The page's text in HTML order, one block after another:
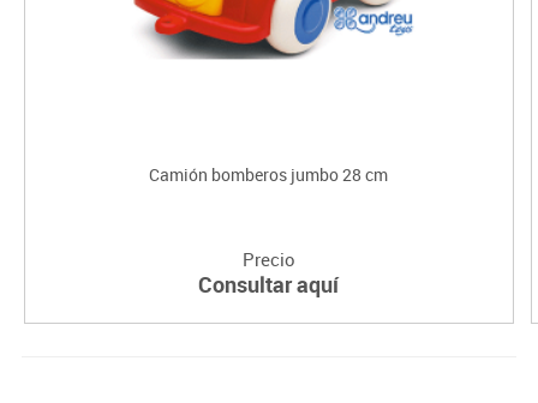
Camión bomberos jumbo 28 cm
Precio
Consultar aquí